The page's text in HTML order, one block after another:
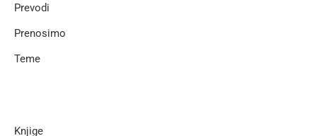
Prevodi
Prenosimo
Teme
Knjige